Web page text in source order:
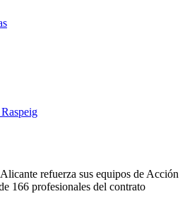
Alicante refuerza sus equipos de Acción
166 profesionales del contrato